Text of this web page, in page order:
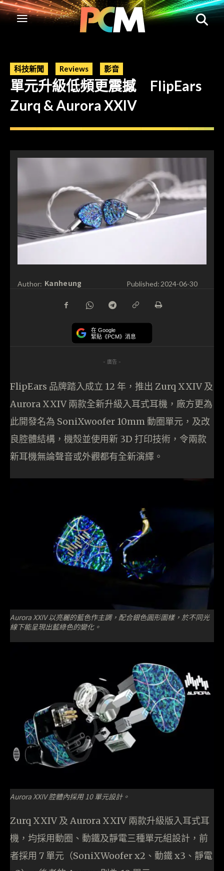
科技新聞 Reviews 影音
單元升級低頻更震撼 FlipEars
Zurq & Aurora XXIV
Author: Kanheung Published: 2024-06-30
在 Google
緊貼《PCM》消息
- 廣告 -
FlipEars 品牌踏入成立 12 年，推出 Zurq XXIV 及
Aurora XXIV 兩款全新升級入耳式耳機，廠方更為
此開發名為 SoniXwoofer 10mm 動圈單元，及改
良腔體結構，機殼並使用新 3D 打印技術，令兩款
新耳機無論聲音或外觀都有全新演繹。
Aurora XXIV 以亮麗的藍色作主調，配合銀色圓形圖樣，於不同光
線下能呈現出藍綠色的變化。
Aurora XXIV 腔體內採用 10 單元設計。
Zurq XXIV 及 Aurora XXIV 兩款升級版入耳式耳
機，均採用動圈、動鐵及靜電三種單元組設計，前
者採用 7 單元（SoniXWoofer x2、動鐵 x3、靜電